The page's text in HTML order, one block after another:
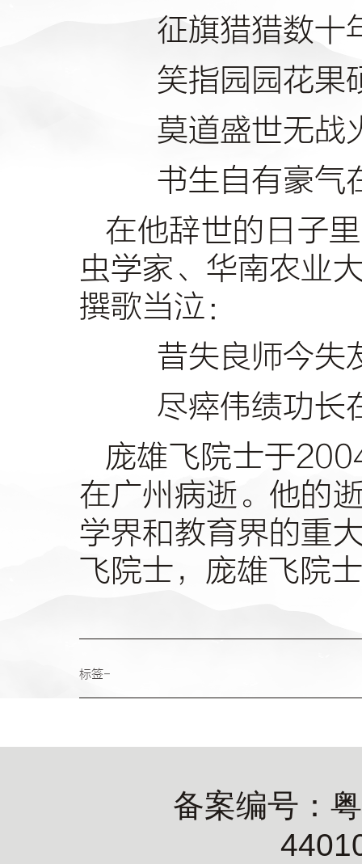
征旗猎猎数十
笑指园园花果
莫道盛世无战
书生自有豪气
在他辞世的日子
虫学家、华南农业
撰歌当泣：
昔失良师今失
尽瘁伟绩功长
庞雄飞院士于
在广州病逝。他的
学界和教育界的重
飞院士，庞雄飞院
标签-
备案编号：